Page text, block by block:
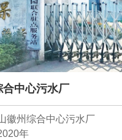
合中心污水厂
徽州综合中心污水厂
年